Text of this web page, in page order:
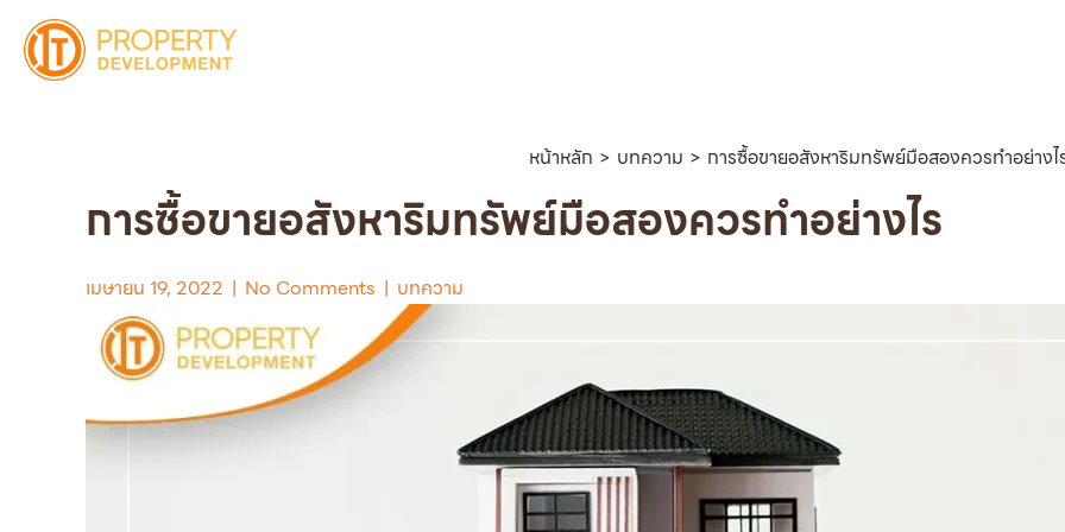
content
หน้าหลัก บทความ การซื้อขายอสังหาริมทรัพย์มือสองควรทำอย่างไ
การซื้อขายอสังหาริมทรัพย์มือสองควรทำอย่างไร
เมษายน 19, 2022 | No Comments | บทความ